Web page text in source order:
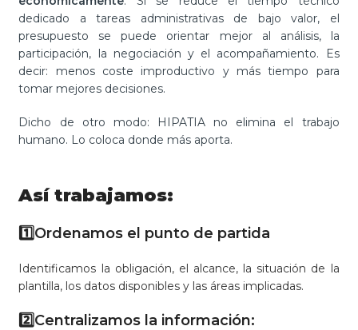
dedicado a tareas administrativas de bajo valor, el
presupuesto se puede orientar mejor al análisis, la
participación, la negociación y el acompañamiento. Es
decir: menos coste improductivo y más tiempo para
tomar mejores decisiones.
Dicho de otro modo: HIPATIA no elimina el trabajo
humano. Lo coloca donde más aporta.
Así trabajamos:
1️⃣Ordenamos el punto de partida
Identificamos la obligación, el alcance, la situación de la
plantilla, los datos disponibles y las áreas implicadas.
2️⃣Centralizamos la información: